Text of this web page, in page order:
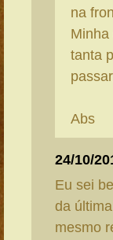
na
tanta
Abs
24/10/
Eu sei
da
mesmo